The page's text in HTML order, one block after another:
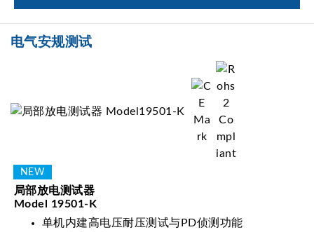
电气安规测试
局部放电测试器
Model 19501-K
单机内建高电压耐压测试与PD侦测功能